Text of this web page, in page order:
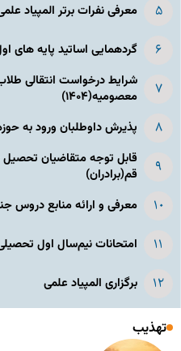
معرفی نفرات برتر المپیاد
گردهمایی اساتید پایه های
شرایط درخواست انتقالی
معصومیه(۱۴۰۴)
پذیرش داوطلبان ورود به حوزه های
قابل توجه متقاضیان
قم(برادران)
معرفی و ارائه منابع دروس
امتحانات نیم‌سال اول تحصیلی ۱۴۰۲-
برگزاری المپیاد علمی
تهذیب